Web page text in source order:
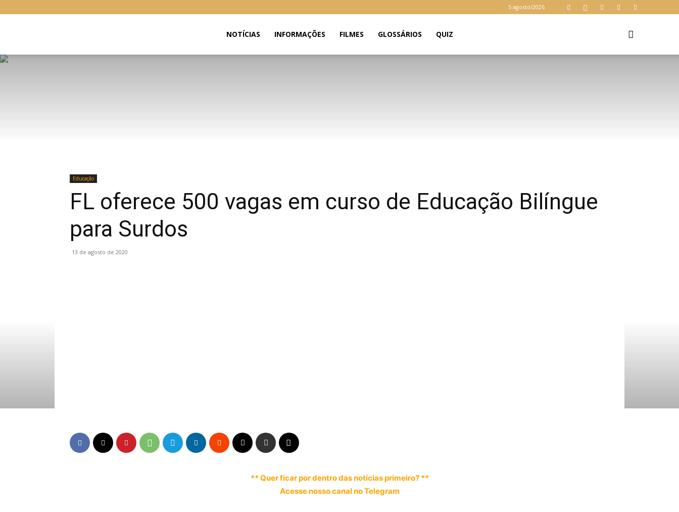
5 agosto/2026
NOTÍCIAS INFORMAÇÕES FILMES GLOSSÁRIOS QUIZ
Educação
FL oferece 500 vagas em curso de Educação Bilíngue
para Surdos
13 de agosto de 2020
** Quer ficar por dentro das notícias primeiro? **
Acesse nosso canal no Telegram